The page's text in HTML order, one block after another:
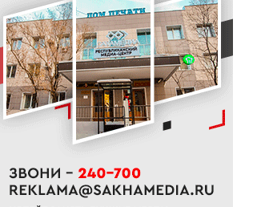
14:41
В трех районах Якутии
прогнозируют сильные дожди
13:32
В Якутии за сутки потушили
десять лесных пожаров
12:52
Гороскоп на неделю с 10 по 16
августа 2026 года
якутян с Всероссийским днем
физкультурника